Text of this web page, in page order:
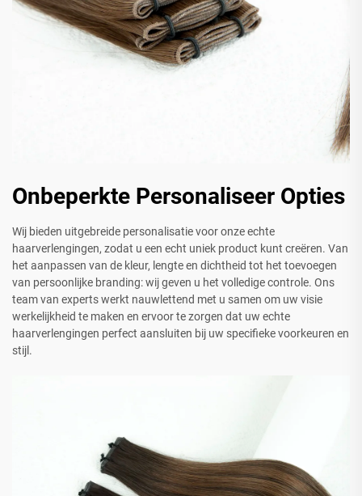
Onbeperkte Personaliseer Opties
Wij bieden uitgebreide personalisatie voor onze echte
haarverlengingen, zodat u een echt uniek product kunt creëren. Van
het aanpassen van de kleur, lengte en dichtheid tot het toevoegen
van persoonlijke branding: wij geven u het volledige controle. Ons
team van experts werkt nauwlettend met u samen om uw visie
werkelijkheid te maken en ervoor te zorgen dat uw echte
haarverlengingen perfect aansluiten bij uw specifieke voorkeuren en
stijl.